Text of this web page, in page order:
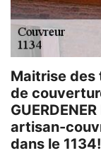
Maitrise des
de
artisan-
dans le 1134!